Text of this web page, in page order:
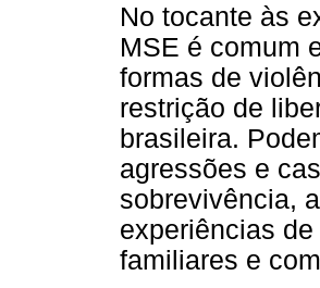
No tocante às
MSE é comum
formas de
restrição de
brasileira.
agressões e
sobrevivência,
experiências
familiares e